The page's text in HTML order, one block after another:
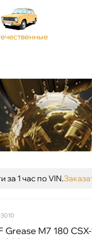
за 1 час по VIN.
Grease M7 180 CSX-